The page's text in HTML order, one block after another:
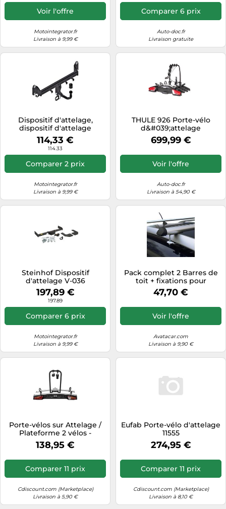
Voir l'offre
Motointegrator.fr
Livraison à 9,99 €
Comparer 6 prix
Auto-doc.fr
Livraison gratuite
Dispositif d'attelage,
dispositif d'attelage
STEINHOF B-098
114,33 €
114.33
Comparer 2 prix
Motointegrator.fr
Livraison à 9,99 €
THULE 926 Porte-vélo
d&#039;attelage
699,99 €
Voir l'offre
Auto-doc.fr
Livraison à 54,90 €
Steinhof Dispositif
d'attelage V-036
197,89 €
197.89
Comparer 6 prix
Motointegrator.fr
Livraison à 9,99 €
Pack complet 2 Barres de
toit + fixations pour
Peugeot 206 Sw 5 portes -
Raven - Acier
47,70 €
Voir l'offre
Avatacar.com
Livraison à 9,90 €
Porte-vélos sur Attelage /
Plateforme 2 vélos -
Menabo Merak "S"
138,95 €
Comparer 11 prix
Cdiscount.com (Marketplace)
Livraison à 5,90 €
Eufab Porte-vélo d'attelage
11555
274,95 €
Comparer 11 prix
Cdiscount.com (Marketplace)
Livraison à 8,10 €